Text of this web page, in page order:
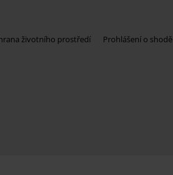
životního prostředí Prohlášení o shodě